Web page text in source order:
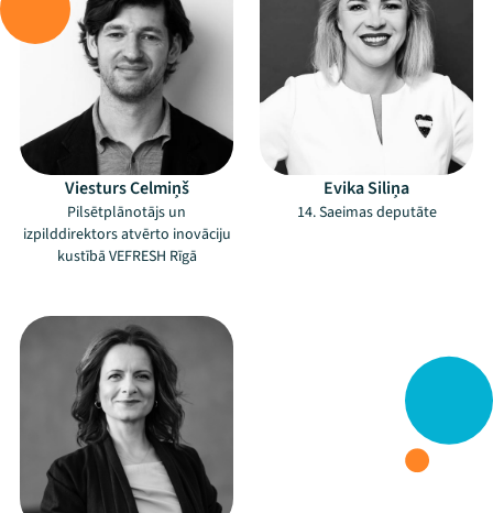
Mana programma
Festivāls
Viņi bija LAMPĀ 2026
Viesturs Celmiņš
Pilsētplānotājs un
izpilddirektors atvērto inovāciju
kustībā VEFRESH Rīgā
Evika Siliņa
14. Saeimas deputāte